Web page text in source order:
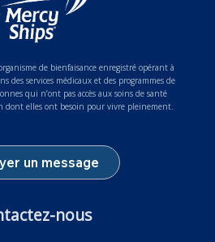
de bienfaisance enregistré opérant à
des services médicaux et des programmes de
qui n’ont pas accès aux soins de santé
dont elles ont besoin pour vivre pleinement.
un message
nous